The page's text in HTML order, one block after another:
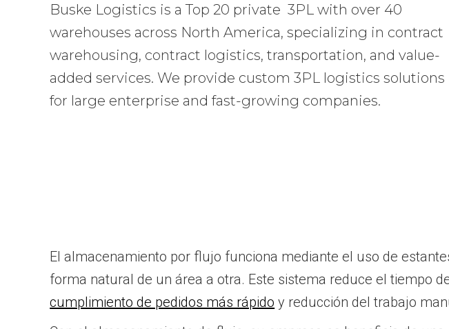
Buske Logistics is a Top 20 private 3PL with over 40
warehouses across North America, specializing in contract
warehousing, contract logistics, transportation, and value-
added services. We provide custom 3PL logistics solutions
for large enterprise and fast-growing companies.
El almacenamiento por flujo funciona mediante el uso de
forma natural de un área a otra. Este sistema reduce el tiempo
cumplimiento de pedidos más rápido y reducción del trabajo